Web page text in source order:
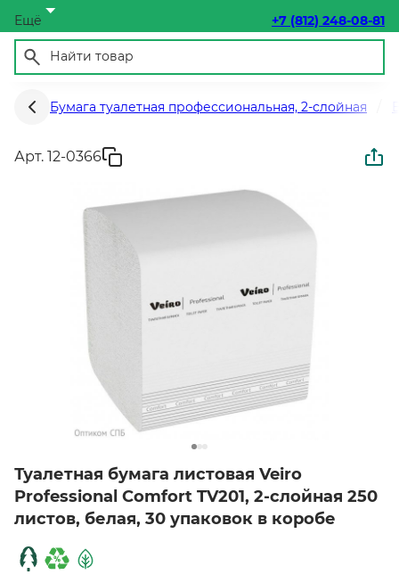
Ещё +7 (812) 248-08-81
Бумага туалетная профессиональная, 2-слойная
Арт. 12-0366
Туалетная бумага листовая Veiro
Professional Comfort TV201, 2-слойная 250
листов, белая, 30 упаковок в коробе